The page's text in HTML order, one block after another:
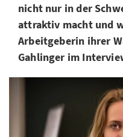
nicht nur in der
attraktiv macht und
Arbeitgeberin ihrer
Gahlinger im